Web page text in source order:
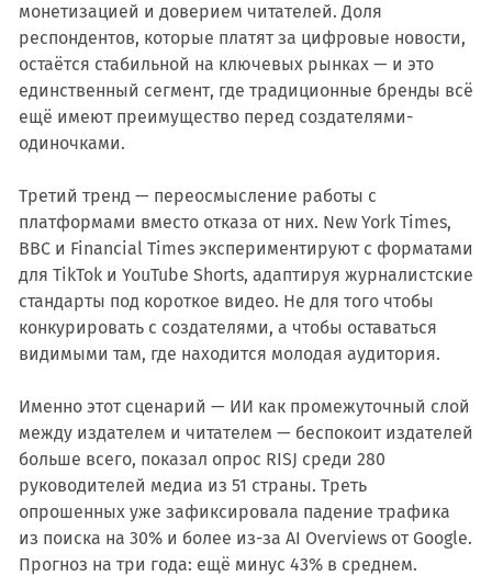
монетизацией и доверием читателей. Доля
респондентов, которые платят за цифровые новости,
остаётся стабильной на ключевых рынках — и это
единственный сегмент, где традиционные бренды всё
ещё имеют преимущество перед создателями-
одиночками.
Третий тренд — переосмысление работы с
платформами вместо отказа от них. New York Times,
BBC и Financial Times экспериментируют с форматами
для TikTok и YouTube Shorts, адаптируя журналистские
стандарты под короткое видео. Не для того чтобы
конкурировать с создателями, а чтобы оставаться
видимыми там, где находится молодая аудитория.
Именно этот сценарий — ИИ как промежуточный слой
между издателем и читателем — беспокоит издателей
больше всего, показал опрос RISJ среди 280
руководителей медиа из 51 страны. Треть
опрошенных уже зафиксировала падение трафика
из поиска на 30% и более из-за AI Overviews от Google.
Прогноз на три года: ещё минус 43% в среднем.